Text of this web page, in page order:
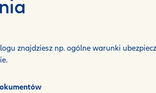
znajdziesz np. ogólne warunki